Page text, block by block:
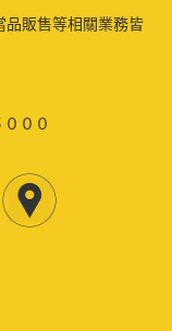
品販售等相關業務皆
００